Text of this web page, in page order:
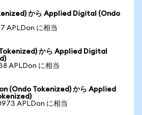
から Applied Digital (Ondo
APLDon に相当
から Applied Digital
APLDon に相当
(Ondo Tokenized) から Applied
APLDon に相当